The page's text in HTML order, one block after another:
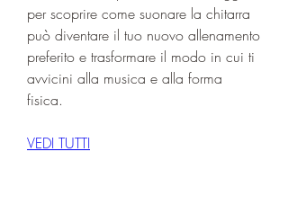
per scoprire come suonare la chitarra
può diventare il tuo nuovo allenamento
preferito e trasformare il modo in cui ti
avvicini alla musica e alla forma
fisica.
VEDI TUTTI